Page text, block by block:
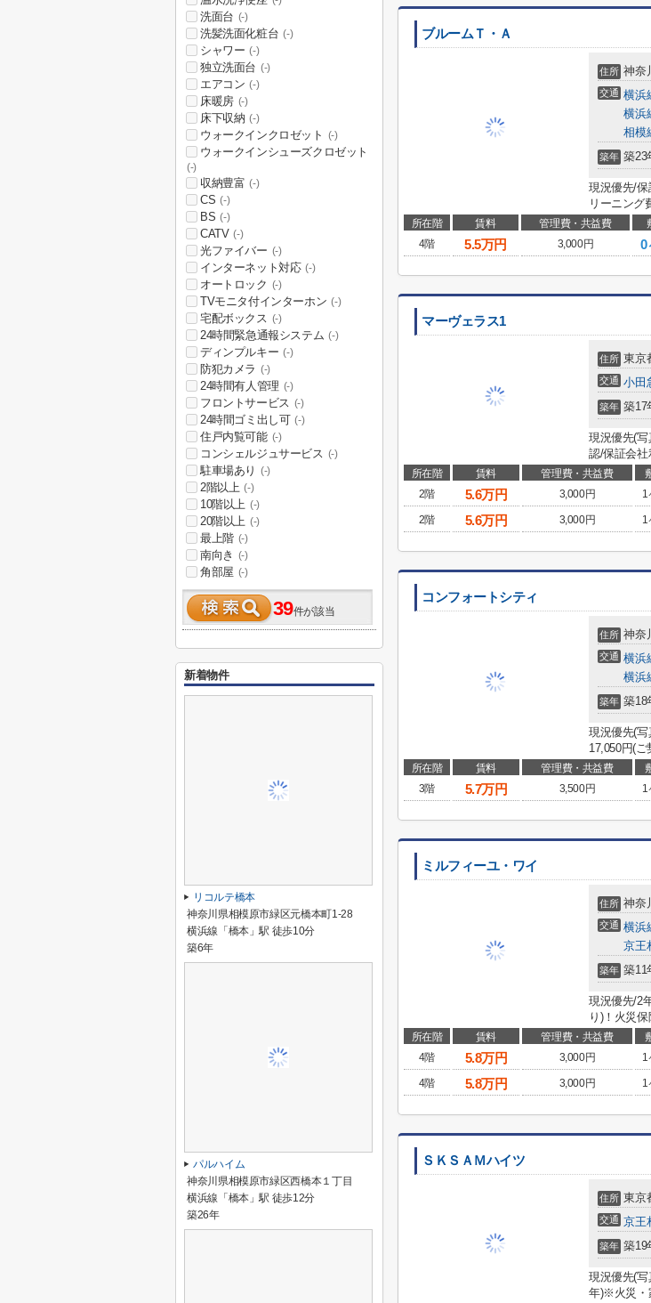
ブルームＴ・Ａ
住所 神奈
交通 横浜
横浜
相模
築年 築23
現況優先/保
リーニング
所在階 賃料 管理費・共益費
4階
5.5万円 3,000円 0
マーヴェラス1
住所 東京
交通 小田
築年 築17
現況優先(
認/保証会社
所在階 賃料 管理費・共益費
2階
5.6万円 3,000円 1
2階
5.6万円 3,000円 1
コンフォートシティ
住所 神奈
交通 横浜
横浜
築年 築18
現況優先(写
17,050円(
所在階 賃料 管理費・共益費
3階
5.7万円 3,500円 1
ミルフィーユ・ワイ
住所 神奈
交通 横浜
京王
築年 築11
現況優先/2
り)！火災
所在階 賃料 管理費・共益費
4階
5.8万円 3,000円 1
4階
5.8万円 3,000円 1
ＳＫＳＡＭハイツ
住所 東京
交通 京王
築年 築19
現況優先(
年)※火災・
洗面台 (-)
洗髪洗面化粧台 (-)
シャワー (-)
独立洗面台 (-)
エアコン (-)
床暖房 (-)
床下収納 (-)
ウォークインクロゼット (-)
ウォークインシューズクロゼット
(-)
収納豊富 (-)
CS (-)
BS (-)
CATV (-)
光ファイバー (-)
インターネット対応 (-)
オートロック (-)
TVモニタ付インターホン (-)
宅配ボックス (-)
24時間緊急通報システム (-)
ディンプルキー (-)
防犯カメラ (-)
24時間有人管理 (-)
フロントサービス (-)
24時間ゴミ出し可 (-)
住戸内覧可能 (-)
コンシェルジュサービス (-)
駐車場あり (-)
2階以上 (-)
10階以上 (-)
20階以上 (-)
最上階 (-)
南向き (-)
角部屋 (-)
39件が該当
新着物件
リコルテ橋本
神奈川県相模原市緑区元橋本町1-28
横浜線「橋本」駅 徒歩10分
築6年
パルハイム
神奈川県相模原市緑区西橋本１丁目
横浜線「橋本」駅 徒歩12分
築26年